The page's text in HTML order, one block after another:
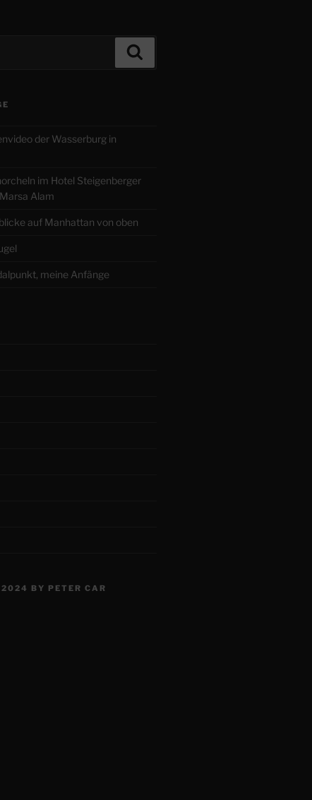
der Wasserburg in
im Hotel Steigenberger
Alam
auf Manhattan von oben
meine Anfänge
BY PETER CAR